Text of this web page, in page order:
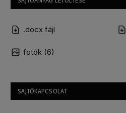
.docx fájl
fotók (6)
SAJTÓKAPCSOLAT